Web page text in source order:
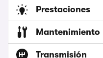
Prestaciones
Mantenimiento
Transmisión